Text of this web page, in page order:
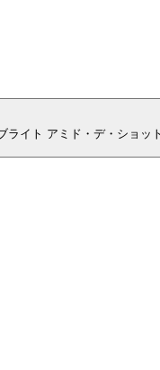
ライト アミド・デ・ショット